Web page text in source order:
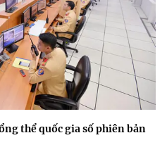
thể quốc gia số phiên bản